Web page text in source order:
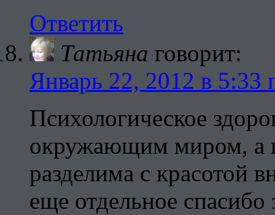
Ответить
Татьяна говорит:
Январь 22, 2012 в 5:33
Психологическое
окружающим миром, а
разделима с красотой
еще отдельное спасибо